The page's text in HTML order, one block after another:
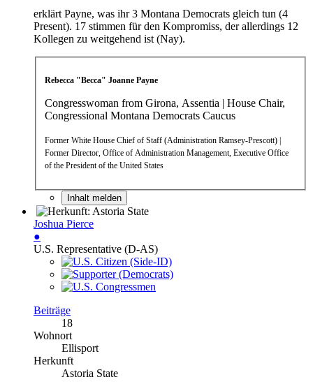
erklärt Payne, was ihr 3 Montana Democrats gleich tun (4
Present). 17 stimmen für den Kompromiss, der allerdings 12
Kollegen zu weitgehend ist (Nay).
Rebecca "Becca" Joanne Payne
Congresswoman from Girona, Assentia | House Chair,
Congressional Montana Democrats Caucus
Former White House Chief of Staff (Administration Ramsey-Prescott) |
Former Director, Office of Administration Management, Executive Office
of the President of the United States
Inhalt melden
Joshua Pierce
●
U.S. Representative (D-AS)
Beiträge
18
Wohnort
Ellisport
Herkunft
Astoria State